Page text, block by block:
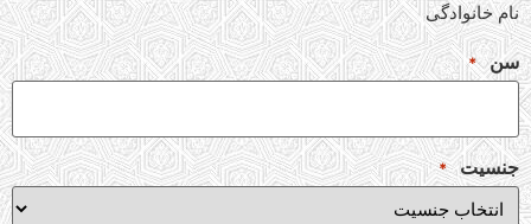
نام خانوادگی
سن *
جنسیت *